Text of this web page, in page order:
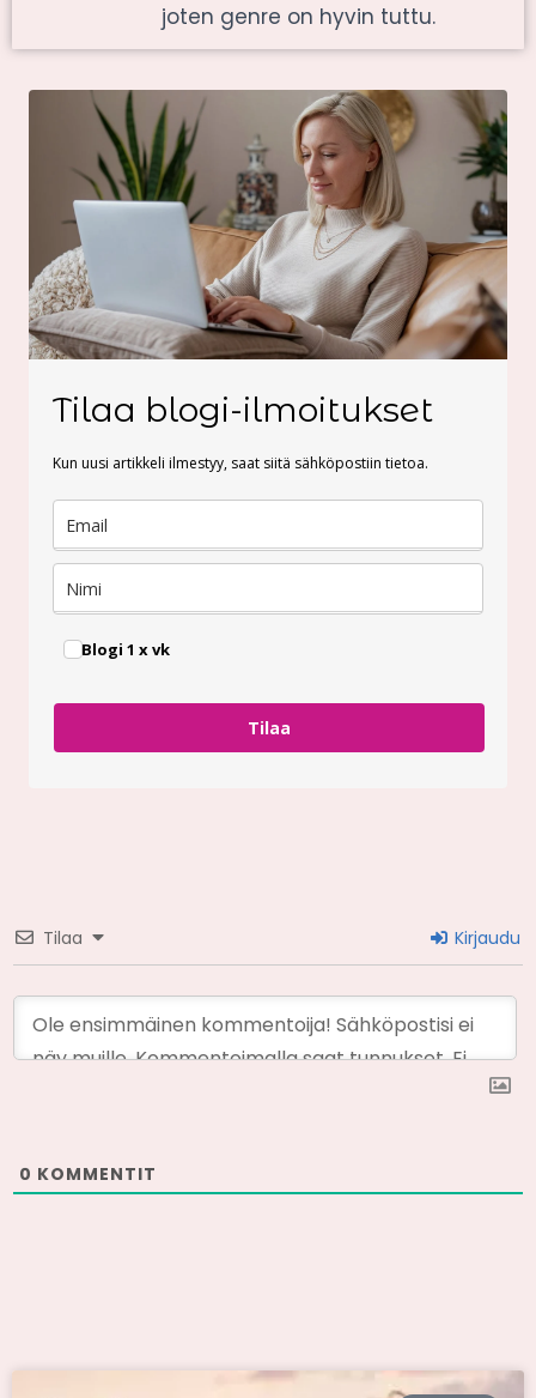
joten genre on hyvin tuttu.
Tilaa blogi-ilmoitukset
Kun uusi artikkeli ilmestyy, saat siitä sähköpostiin tietoa.
Blogi 1 x vk
Tilaa
Tilaa Kirjaudu
0 KOMMENTIT